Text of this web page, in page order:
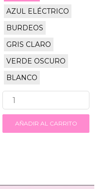
AZUL ELÉCTRICO
BURDEOS
GRIS CLARO
VERDE OSCURO
BLANCO
AÑADIR AL CARRITO